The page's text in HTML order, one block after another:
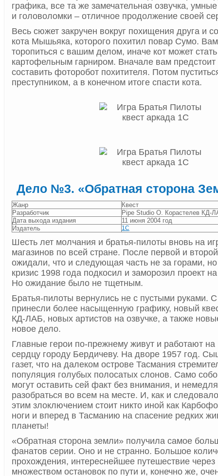
графика, все та же замечательная озвучка,
и головоломки – отличное продолжение своей
Весь сюжет закручен вокруг похищения друга и
кота Мышьяка, которого похитил повар Сумо.
торопиться с вашим делом, иначе кот может
картофельным гарниром. Вначале вам предстоит
составить фоторобот похитителя. Потом
преступником, а в конечном итоге спасти кота.
Дело №3. «Обратная сторона
Жанр
Квест
Разработчик
Pipe Studio О. Корастелев КД-
Дата выхода издания
11 июня 2004 год
Издатель
1С
Шесть лет молчания и братья-пилоты вновь на
магазинов по всей стране. После первой и
ожидали, что и следующая часть не за горами,
кризис 1998 года подкосил и заморозил проект
Но ожидание было не тщетным.
Братья-пилоты вернулись не с пустыми руками.
принесли более насыщенную графику, новый
КД-ЛАБ, новых артистов на озвучке, а также
новое дело.
Главные герои по-прежнему живут и работают на
сердцу городу Бердичеву. На дворе 1957 год.
газет, что на далеком острове Тасмания
популяция голубых полосатых слонов. Само
могут оставить сей факт без внимания, и
разобраться во всем на месте. И, как и
этим злоключением стоит никто иной как
ноги и вперед в Тасманию на спасение редких
планеты!
«Обратная сторона земли» получила самое
фанатов серии. Оно и не странно. Большое
прохождения, интереснейшее путешествие
множеством остановок по пути и, конечно же,